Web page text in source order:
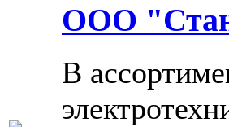
ООО
В